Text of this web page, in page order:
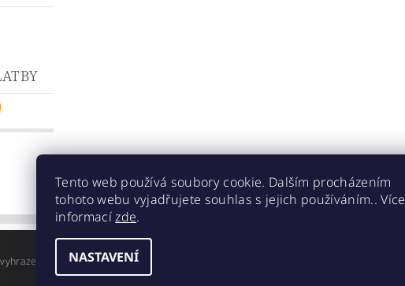
Tento web používá soubory cookie. Dalším procházením
tohoto webu vyjadřujete souhlas s jejich používáním.. Více
informacízde.
NASTAVENÍ